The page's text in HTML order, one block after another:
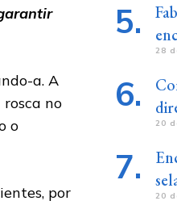
a. A
no
o
por
28
20
20